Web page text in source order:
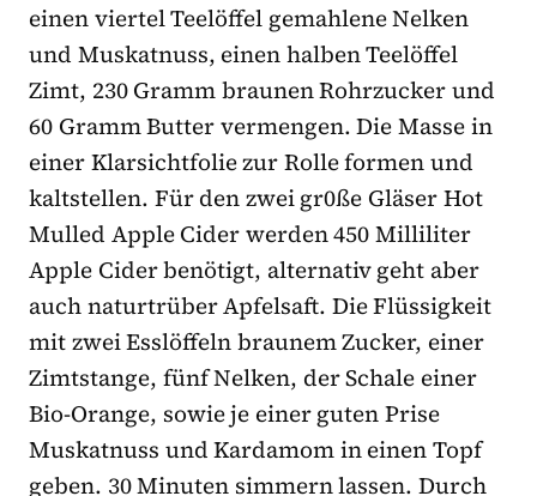
einen viertel Teelöffel gemahlene Nelken
und Muskatnuss, einen halben Teelöffel
Zimt, 230 Gramm braunen Rohrzucker und
60 Gramm Butter vermengen. Die Masse in
einer Klarsichtfolie zur Rolle formen und
kaltstellen. Für den zwei gr0ße Gläser Hot
Mulled Apple Cider werden 450 Milliliter
Apple Cider benötigt, alternativ geht aber
auch naturtrüber Apfelsaft. Die Flüssigkeit
mit zwei Esslöffeln braunem Zucker, einer
Zimtstange, fünf Nelken, der Schale einer
Bio-Orange, sowie je einer guten Prise
Muskatnuss und Kardamom in einen Topf
geben. 30 Minuten simmern lassen. Durch